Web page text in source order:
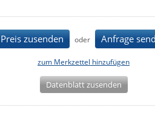
Preis zusenden oder Anfrage
zum Merkzettel hinzufügen
Datenblatt zusenden